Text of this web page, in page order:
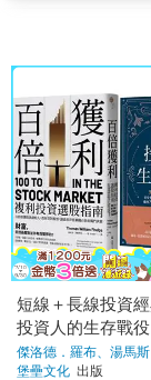
短線＋長線投資經
投資人的生存戰
利，複利投資選
傑洛德．羅布、湯馬
著
堡壘文化 出版